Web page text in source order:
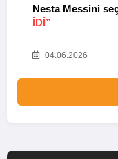
Nesta Messini
IDI”
04.06.2026